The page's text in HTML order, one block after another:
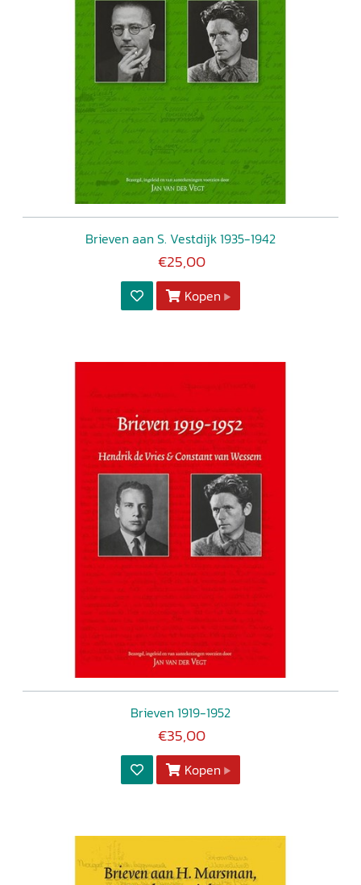
Brieven aan S. Vestdijk 1935-1942
€25,00
Kopen
Brieven 1919-1952
€35,00
Kopen